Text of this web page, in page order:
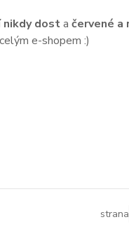
nikdy dosta červené a
e-shopem :)
strana